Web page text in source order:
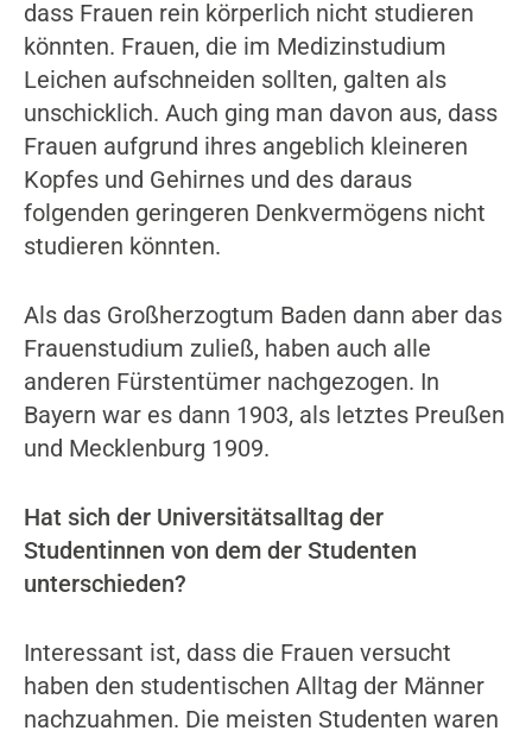
dass Frauen rein körperlich nicht studieren
könnten. Frauen, die im Medizinstudium
Leichen aufschneiden sollten, galten als
unschicklich. Auch ging man davon aus, dass
Frauen aufgrund ihres angeblich kleineren
Kopfes und Gehirnes und des daraus
folgenden geringeren Denkvermögens nicht
studieren könnten.
Als das Großherzogtum Baden dann aber das
Frauenstudium zuließ, haben auch alle
anderen Fürstentümer nachgezogen. In
Bayern war es dann 1903, als letztes Preußen
und Mecklenburg 1909.
Hat sich der Universitätsalltag der
Studentinnen von dem der Studenten
unterschieden?
Interessant ist, dass die Frauen versucht
haben den studentischen Alltag der Männer
nachzuahmen. Die meisten Studenten waren